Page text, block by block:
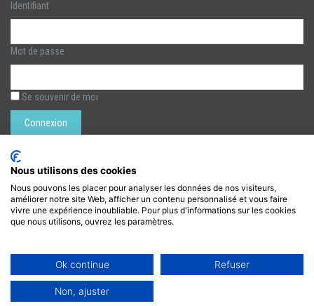
Identifiant
Mot de passe
Se souvenir de moi
Rechercher :
LÉZARTS DE LA BIÈVRE
https://www.lezarts-bievre.com
Nous utilisons des cookies
Nous pouvons les placer pour analyser les données de nos visiteurs,
améliorer notre site Web, afficher un contenu personnalisé et vous faire
vivre une expérience inoubliable. Pour plus d'informations sur les cookies
que nous utilisons, ouvrez les paramètres.
Ok continue Refuser
Non, ajuster